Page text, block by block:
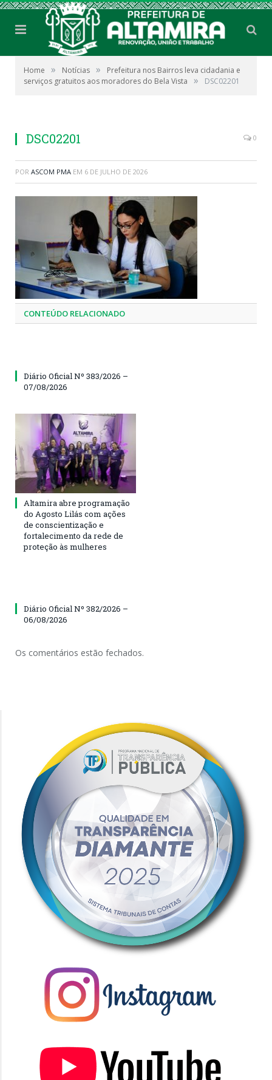
Home » Notícias »
Prefeitura nos Bairros leva cidadania e
serviços gratuitos aos moradores do Bela Vista
» DSC02201
DSC02201 0
POR ASCOM PMA EM 6 DE JULHO DE 2026
CONTEÚDO RELACIONADO
Diário Oficial Nº 383/2026 –
07/08/2026
Altamira abre programação
do Agosto Lilás com ações
de conscientização e
fortalecimento da rede de
proteção às mulheres
Diário Oficial Nº 382/2026 –
06/08/2026
Os comentários estão fechados.